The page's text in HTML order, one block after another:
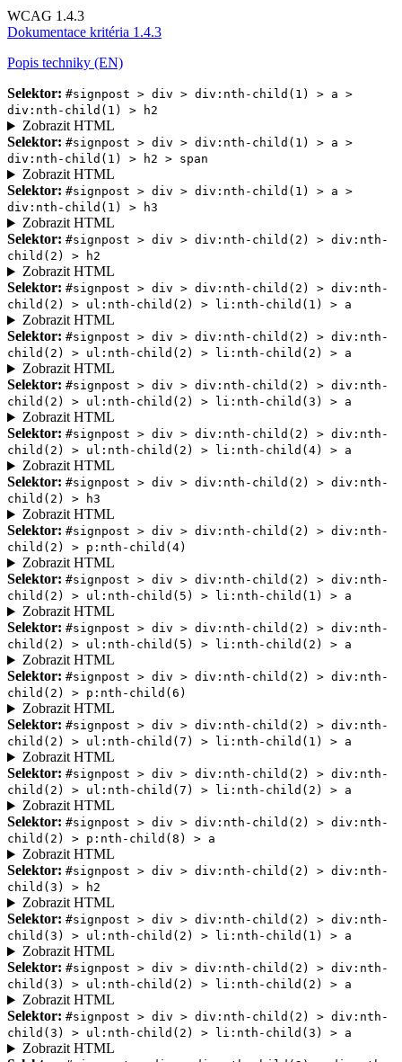
WCAG 1.4.3
Dokumentace kritéria 1.4.3
Popis techniky (EN)
Selektor: #signpost > div > div:nth-child(1) > a >
div:nth-child(1) > h2
Zobrazit HTML
Selektor: #signpost > div > div:nth-child(1) > a >
div:nth-child(1) > h2 > span
Zobrazit HTML
Selektor: #signpost > div > div:nth-child(1) > a >
div:nth-child(1) > h3
Zobrazit HTML
Selektor: #signpost > div > div:nth-child(2) > div:nth-
child(2) > h2
Zobrazit HTML
Selektor: #signpost > div > div:nth-child(2) > div:nth-
child(2) > ul:nth-child(2) > li:nth-child(1) > a
Zobrazit HTML
Selektor: #signpost > div > div:nth-child(2) > div:nth-
child(2) > ul:nth-child(2) > li:nth-child(2) > a
Zobrazit HTML
Selektor: #signpost > div > div:nth-child(2) > div:nth-
child(2) > ul:nth-child(2) > li:nth-child(3) > a
Zobrazit HTML
Selektor: #signpost > div > div:nth-child(2) > div:nth-
child(2) > ul:nth-child(2) > li:nth-child(4) > a
Zobrazit HTML
Selektor: #signpost > div > div:nth-child(2) > div:nth-
child(2) > h3
Zobrazit HTML
Selektor: #signpost > div > div:nth-child(2) > div:nth-
child(2) > p:nth-child(4)
Zobrazit HTML
Selektor: #signpost > div > div:nth-child(2) > div:nth-
child(2) > ul:nth-child(5) > li:nth-child(1) > a
Zobrazit HTML
Selektor: #signpost > div > div:nth-child(2) > div:nth-
child(2) > ul:nth-child(5) > li:nth-child(2) > a
Zobrazit HTML
Selektor: #signpost > div > div:nth-child(2) > div:nth-
child(2) > p:nth-child(6)
Zobrazit HTML
Selektor: #signpost > div > div:nth-child(2) > div:nth-
child(2) > ul:nth-child(7) > li:nth-child(1) > a
Zobrazit HTML
Selektor: #signpost > div > div:nth-child(2) > div:nth-
child(2) > ul:nth-child(7) > li:nth-child(2) > a
Zobrazit HTML
Selektor: #signpost > div > div:nth-child(2) > div:nth-
child(2) > p:nth-child(8) > a
Zobrazit HTML
Selektor: #signpost > div > div:nth-child(2) > div:nth-
child(3) > h2
Zobrazit HTML
Selektor: #signpost > div > div:nth-child(2) > div:nth-
child(3) > ul:nth-child(2) > li:nth-child(1) > a
Zobrazit HTML
Selektor: #signpost > div > div:nth-child(2) > div:nth-
child(3) > ul:nth-child(2) > li:nth-child(2) > a
Zobrazit HTML
Selektor: #signpost > div > div:nth-child(2) > div:nth-
child(3) > ul:nth-child(2) > li:nth-child(3) > a
Zobrazit HTML